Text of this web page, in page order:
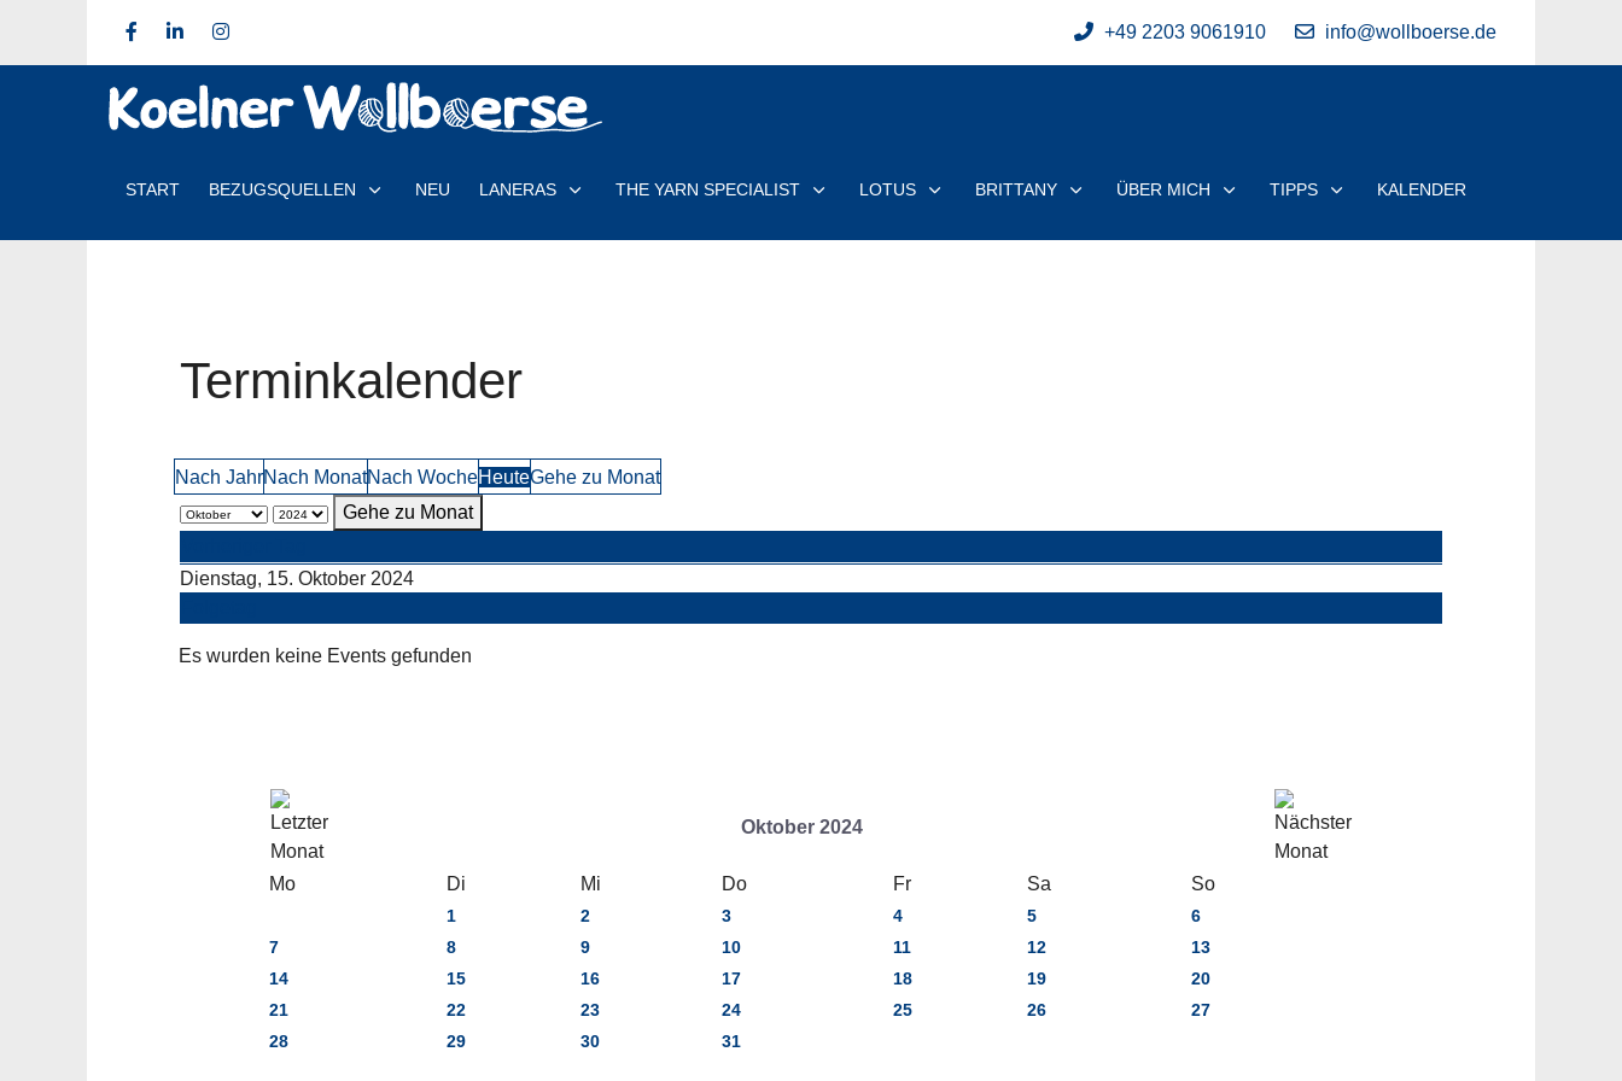
+49 2203 9061910 info@wollboerse.de
START BEZUGSQUELLEN NEU LANERAS THE YARN SPECIALIST LOTUS BRITTANY ÜBER MICH TIPPS KALENDER
Terminkalender
Nach JahrNach MonatNach WocheHeuteGehe zu Monat
Gehe zu Monat
Dienstag, 15. Oktober 2024
Es wurden keine Events gefunden
Oktober 2024
Mo Di Mi Do Fr Sa So
1 2 3 4 5
6
7
8 9 10 11 12
13
14
15 16 17 18 19
20
21
22 23 24 25 26
27
28
29 30 31